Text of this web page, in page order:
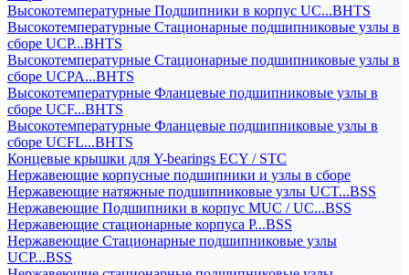
Высокотемпературные Подшипники в корпус UC...BHTS
Высокотемпературные Стационарные подшипниковые узлы в
сборе UCP...BHTS
Высокотемпературные Стационарные подшипниковые узлы в
сборе UCPA...BHTS
Высокотемпературные Фланцевые подшипниковые узлы в
сборе UCF...BHTS
Высокотемпературные Фланцевые подшипниковые узлы в
сборе UCFL...BHTS
Концевые крышки для Y-bearings ECY / STC
Нержавеющие корпусные подшипники и узлы в сборе
Нержавеющие натяжные подшипниковые узлы UCT...BSS
Нержавеющие Подшипники в корпус MUC / UC...BSS
Нержавеющие стационарные корпуса P...BSS
Нержавеющие Стационарные подшипниковые узлы
UCP...BSS